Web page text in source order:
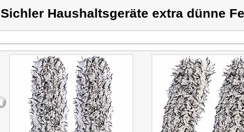
Sichler Haushaltsgeräte extra dünne